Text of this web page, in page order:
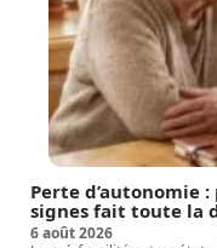
Perte d’autonomie
signes fait toute la
6 août 2026